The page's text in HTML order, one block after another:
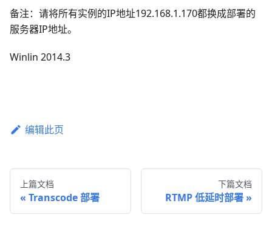
备注：请将所有实例的IP地址192.168.1.170都换成部署的
服务器IP地址。
Winlin 2014.3
编辑此页
上篇文档
Transcode 部署
下篇文档
RTMP 低延时部署